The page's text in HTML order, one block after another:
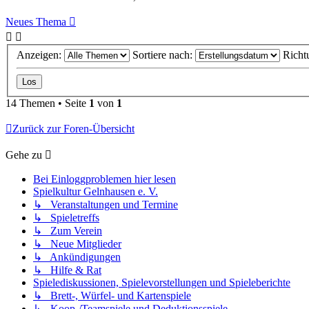
Neues Thema
Anzeigen: Sortiere nach:
14 Themen • Seite 1 von 1
Zurück zur Foren-Übersicht
Gehe zu
Bei Einloggproblemen hier lesen
Spielkultur Gelnhausen e. V.
↳ Veranstaltungen und Termine
↳ Spieletreffs
↳ Zum Verein
↳ Neue Mitglieder
↳ Ankündigungen
↳ Hilfe & Rat
Spielediskussionen, Spielevorstellungen und Spieleberichte
↳ Brett-, Würfel- und Kartenspiele